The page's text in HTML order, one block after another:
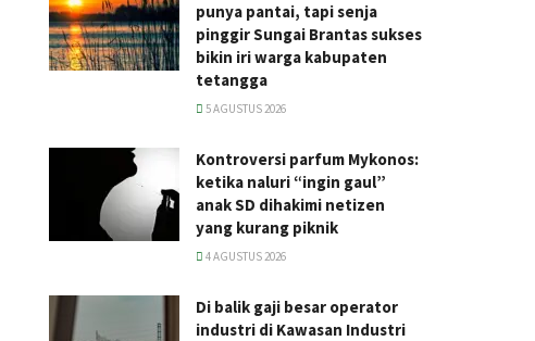
punya pantai, tapi senja
pinggir Sungai Brantas sukses
bikin iri warga kabupaten
tetangga
5 AGUSTUS 2026
Kontroversi parfum Mykonos:
ketika naluri “ingin gaul”
anak SD dihakimi netizen
yang kurang piknik
4 AGUSTUS 2026
Di balik gaji besar operator
industri di Kawasan Industri